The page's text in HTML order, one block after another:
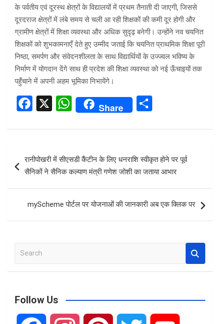
के पर्वतीय एवं दूरस्थ क्षेत्रों के विद्यालयों में प्रथम तैनाती दी जाएगी, जिससे
दूरदराज क्षेत्रों में लंबे समय से चली आ रही शिक्षकों की कमी दूर होगी और
ग्रामीण क्षेत्रों में शिक्षा व्यवस्था और अधिक सुदृढ़ बनेगी। उन्होंने नव चयनित
शिक्षकों को शुभकामनाएँ देते हुए उम्मीद जताई कि चयनित प्राथमिक शिक्षा पूरी
निष्ठा, समर्पण और संवेदनशीलता के साथ विद्यार्थियों के उज्ज्वल भविष्य के
निर्माण में योगदान देंगे साथ ही प्रदेश की शिक्षा व्यवस्था को नई ऊँचाइयों तक
पहुँचाने में अपनी अहम भूमिका निभायेंगे।
F
ce
b
o
k
X
W
h
at
s
A
p
Share
ar
navigation
रानीपोखरी में सीएसडी कैंटीन के लिए धनराशि स्वीकृत होने पर पूर्व
सैनिकों ने सैनिक कल्याण मंत्री गणेश जोशी का जताया आभार
myScheme पोर्टल पर योजनाओं की जानकारी अब एक क्लिक पर
a
c
Follow Us